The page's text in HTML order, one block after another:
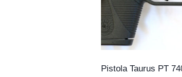
Pistola Taurus PT